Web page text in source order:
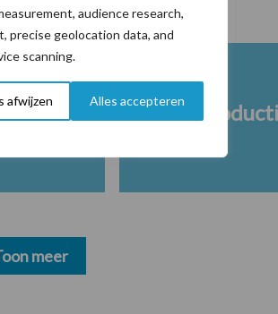
audience research,
precise geolocation data, and
scanning.
afwijzen Alles accepteren
meer